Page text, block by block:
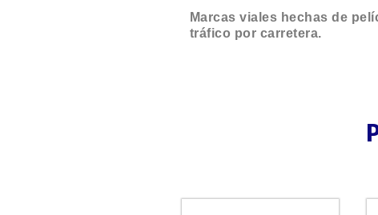
Marcas viales hechas de
tráfico por carretera.